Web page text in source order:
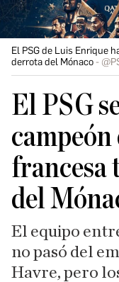
El PSG de Luis Enrique
derrota del Mónaco
El PSG
campeón
francesa
del
El equipo
no pasó del
Havre, pero